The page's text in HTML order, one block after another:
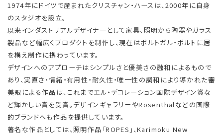
1974年にドイツで産まれたクリスチャン・ハースは、2000年に自身
のスタジオを設立。
以来インダストリアルデザイナーとして家具、照明から陶器やガラス
製品など幅広くプロダクトを制作し、現在はポルトガル・ポルトに居
を構え制作に携わっています。
デザインへのアプローチはシンプルさと優美さの融和によるもので
あり、実直さ・情緒・有用性・耐久性・唯一性の調和により導かれた審
美眼による作品は、これまでエル・デコレーション国際デザイン賞な
ど輝かしい賞を受賞。デザインギャラリーやRosenthalなどの国際
的ブランドへも作品を提供しています。
著名な作品としては、照明作品「ROPES」、Karimoku New